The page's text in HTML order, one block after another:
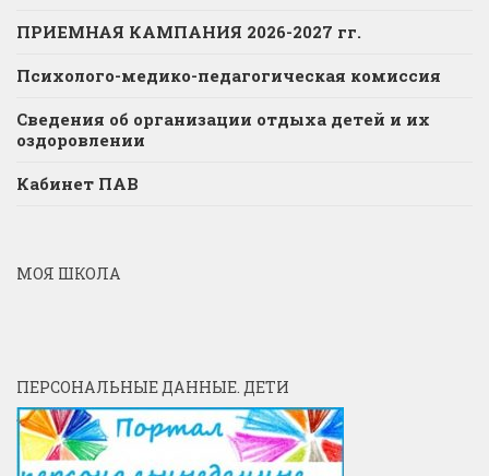
ПРИЕМНАЯ КАМПАНИЯ 2026-2027 гг.
Психолого-медико-педагогическая комиссия
Сведения об организации отдыха детей и их
оздоровлении
Кабинет ПАВ
МОЯ ШКОЛА
ПЕРСОНАЛЬНЫЕ ДАННЫЕ. ДЕТИ